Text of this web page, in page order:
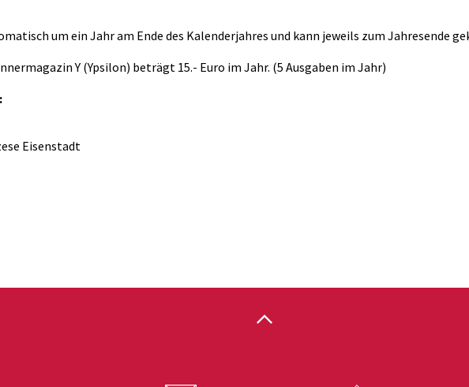
um ein Jahr am Ende des Kalenderjahres und kann jeweils zum Jahresende
Y (Ypsilon) beträgt 15.- Euro im Jahr. (5 Ausgaben im Jahr)
Eisenstadt